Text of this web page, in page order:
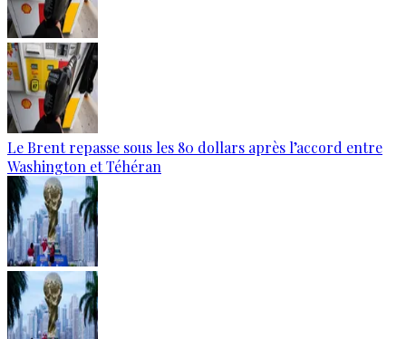
Le Brent repasse sous les 80 dollars après l’accord entre
Washington et Téhéran